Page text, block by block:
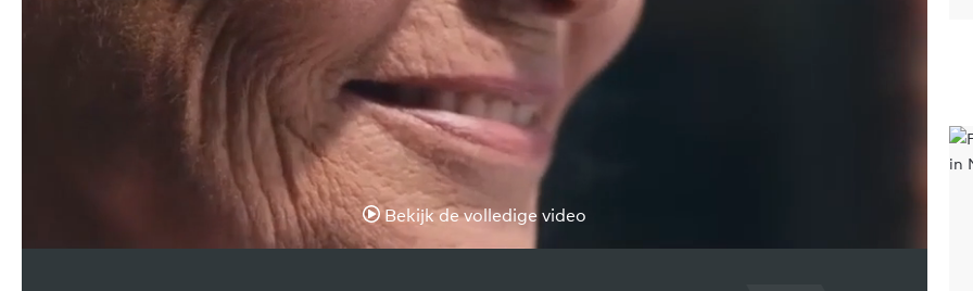
Bekijk de volledige video